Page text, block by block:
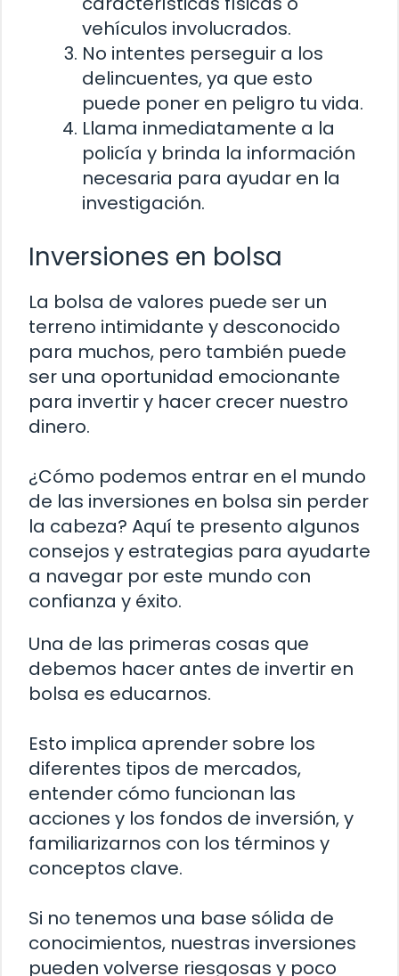
vehículos involucrados.
No intentes perseguir a los
delincuentes, ya que esto
puede poner en peligro tu vida.
Llama inmediatamente a la
policía y brinda la información
necesaria para ayudar en la
investigación.
Inversiones en bolsa
La bolsa de valores puede ser un
terreno intimidante y desconocido
para muchos, pero también puede
ser una oportunidad emocionante
para invertir y hacer crecer nuestro
dinero.
¿Cómo podemos entrar en el mundo
de las inversiones en bolsa sin perder
la cabeza? Aquí te presento algunos
consejos y estrategias para ayudarte
a navegar por este mundo con
confianza y éxito.
Una de las primeras cosas que
debemos hacer antes de invertir en
bolsa es educarnos.
Esto implica aprender sobre los
diferentes tipos de mercados,
entender cómo funcionan las
acciones y los fondos de inversión, y
familiarizarnos con los términos y
conceptos clave.
Si no tenemos una base sólida de
conocimientos, nuestras inversiones
pueden volverse riesgosas y poco